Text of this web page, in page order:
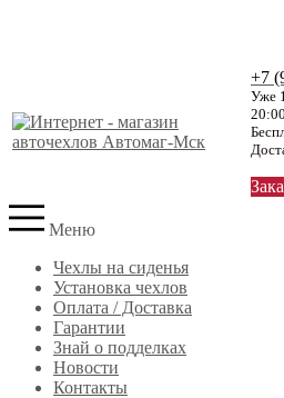
+7
Уже
20:00
Меню
Чехлы на сиденья
Установка чехлов
Оплата / Доставка
Гарантии
Знай о подделках
Новости
Контакты